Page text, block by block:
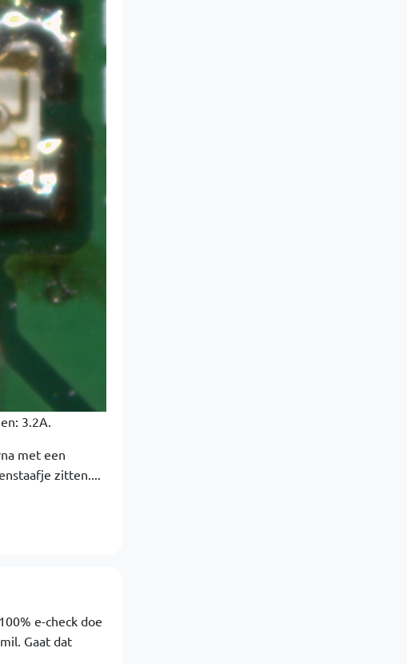
3.2A.
met een
zitten....
e-check doe
Gaat dat